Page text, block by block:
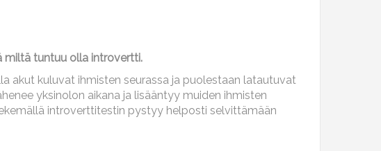
miltä tuntuu olla introvertti.
akut kuluvat ihmisten seurassa ja puolestaan latautuvat
yksinolon aikana ja lisääntyy muiden ihmisten
introverttitestin pystyy helposti selvittämään